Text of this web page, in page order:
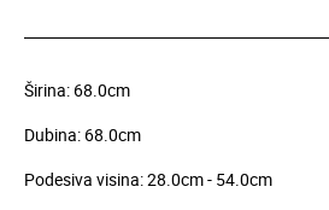
Širina: 68.0cm
Dubina: 68.0cm
Podesiva visina: 28.0cm - 54.0cm